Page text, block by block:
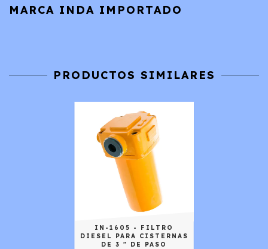
MARCA INDA IMPORTADO
PRODUCTOS SIMILARES
IN-1605 - FILTRO
DIESEL PARA CISTERNAS
DE 3 " DE PASO